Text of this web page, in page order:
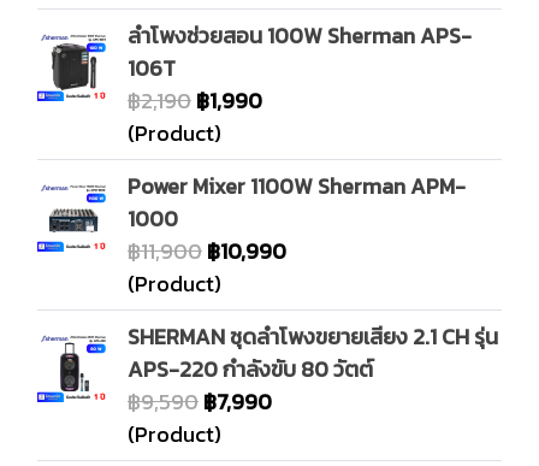
ลำโพงช่วยสอน 100W Sherman APS-
106T
฿2,190฿1,990
(Product)
Power Mixer 1100W Sherman APM-
1000
฿11,900฿10,990
(Product)
SHERMAN ชุดลำโพงขยายเสียง 2.1 CH รุ่น
APS-220 กำลังขับ 80 วัตต์
฿9,590฿7,990
(Product)